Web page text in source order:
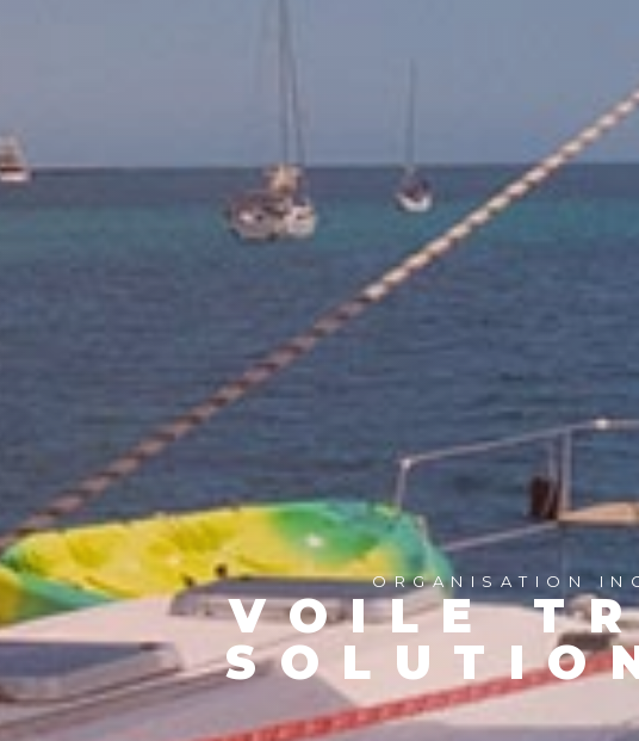
ORGANISATION
VOILE